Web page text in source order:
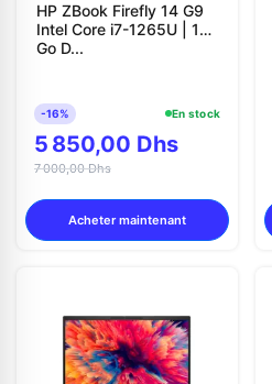
HP ZBook Firefly 14 G9
Intel Core i7-1265U | 16
Go D...
-16% En stock
5 850,00 Dhs
7 000,00 Dhs
Acheter maintenant